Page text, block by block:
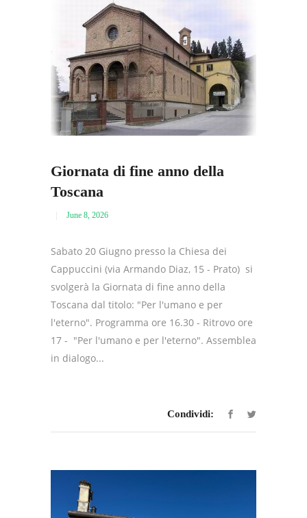
Giornata di fine anno della
Toscana
June 8, 2026
Sabato 20 Giugno presso la Chiesa dei
Cappuccini (via Armando Diaz, 15 - Prato) si
svolgerà la Giornata di fine anno della
Toscana dal titolo: "Per l'umano e per
l'eterno". Programma ore 16.30 - Ritrovo ore
17 - "Per l'umano e per l'eterno". Assemblea
in dialogo...
Condividi: